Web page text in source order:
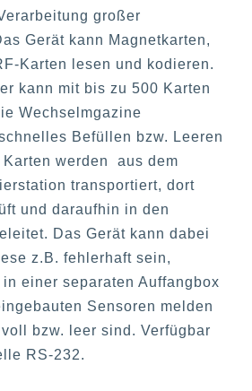
großer
Gerät kann Magnetkarten,
Karten lesen und kodieren.
kann mit bis zu 500 Karten
Wechselmgazine
Befüllen bzw. Leeren
werden aus dem
transportiert, dort
und daraufhin in den
Das Gerät kann dabei
z.B. fehlerhaft sein,
einer separaten Auffangbox
Sensoren melden
bzw. leer sind. Verfügbar
RS-232.